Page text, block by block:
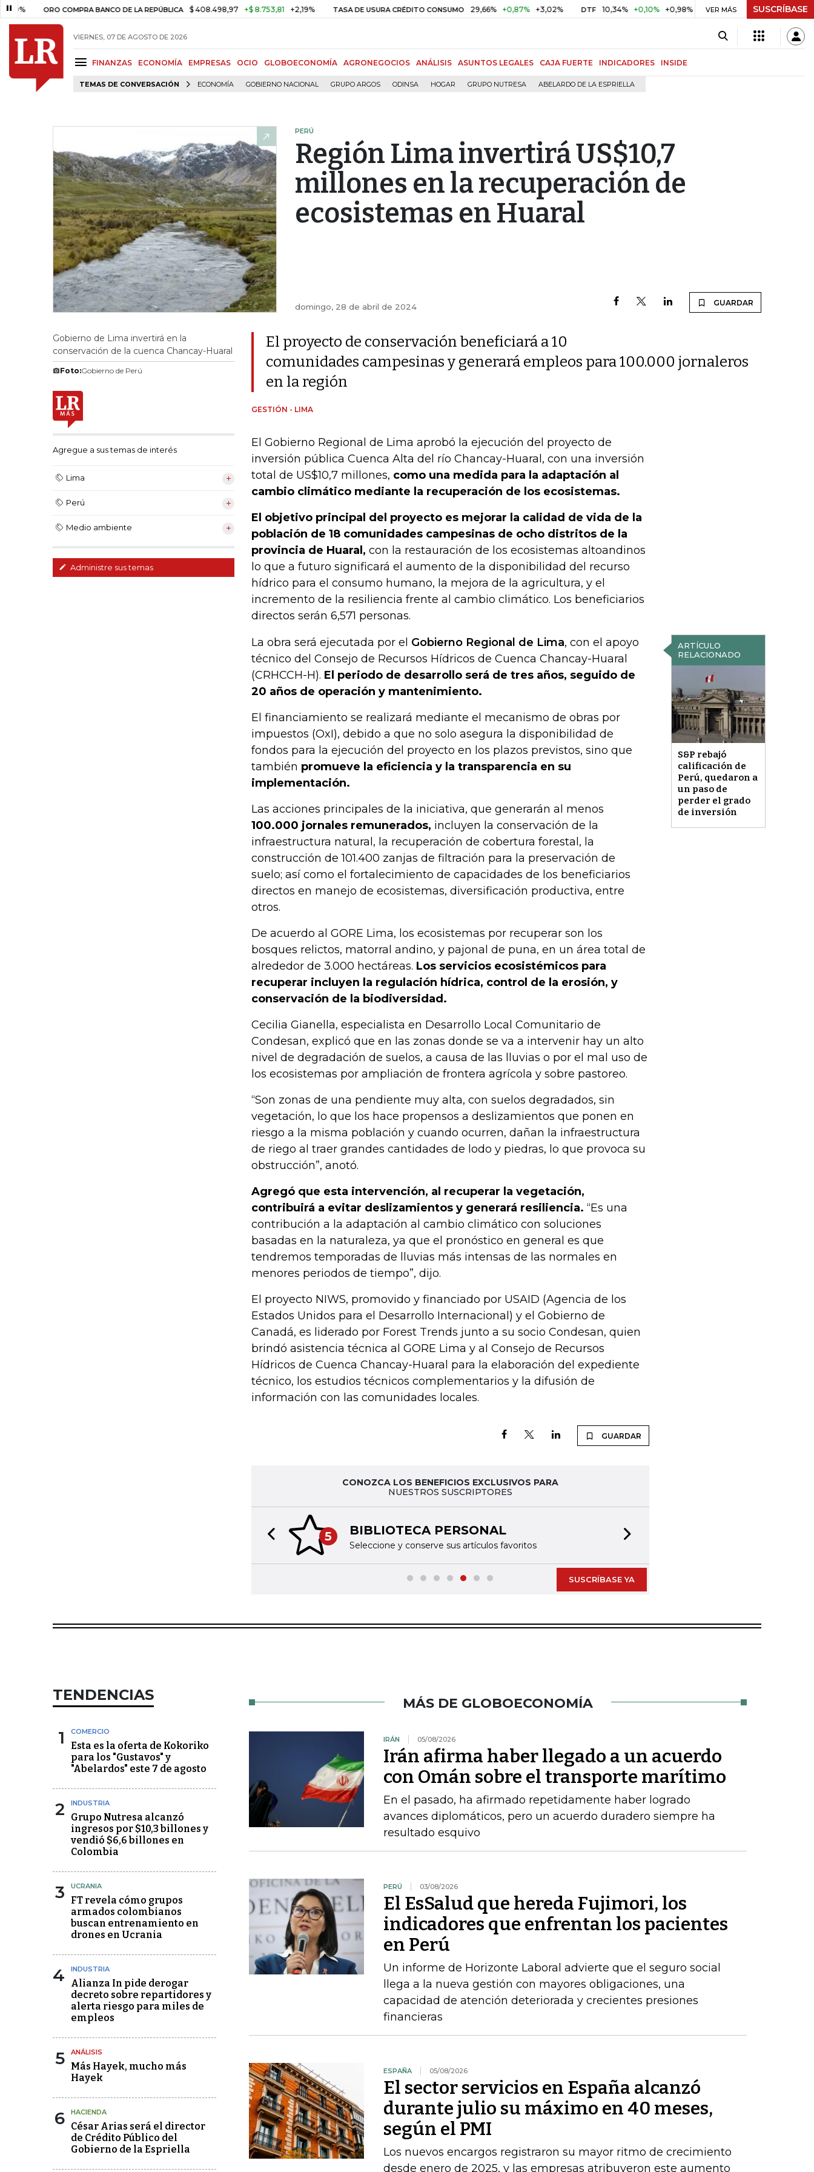
ORO COMPRA BANCO DE LA REPÚBLICA $ 408.498,97 +$ 8.753,81 +2,19% TASA DE USURA CRÉDITO CONSUMO 29,66% +0,87% +3,02% DTF 10,34% +0,10% +0,98% UVR $ 416,91 +$ 0,05 +0,01%
VER MÁS SUSCRÍBASE
VIERNES, 07 DE AGOSTO DE 2026
FINANZAS ECONOMÍA EMPRESAS OCIO GLOBOECONOMÍA AGRONEGOCIOS ANÁLISIS ASUNTOS LEGALES CAJA FUERTE INDICADORES INSIDE
TEMAS DE CONVERSACIÓN ECONOMÍA GOBIERNO NACIONAL GRUPO ARGOS ODINSA HOGAR GRUPO NUTRESA ABELARDO DE LA ESPRIELLA
PERÚ
Región Lima invertirá US$10,7
millones en la recuperación de
ecosistemas en Huaral
domingo, 28 de abril de 2024 GUARDAR
Gobierno de Lima invertirá en la
conservación de la cuenca Chancay-Huaral
Foto:Gobierno de Perú
Agregue a sus temas de interés
Lima
Perú
Medio ambiente
Administre sus temas
El proyecto de conservación beneficiará a 10
comunidades campesinas y generará empleos para 100.000 jornaleros
en la región
GESTIÓN - LIMA
El Gobierno Regional de Lima aprobó la ejecución del proyecto de
inversión pública Cuenca Alta del río Chancay-Huaral, con una inversión
total de US$10,7 millones, como una medida para la adaptación al
cambio climático mediante la recuperación de los ecosistemas.
El objetivo principal del proyecto es mejorar la calidad de vida de la
población de 18 comunidades campesinas de ocho distritos de la
provincia de Huaral, con la restauración de los ecosistemas altoandinos
lo que a futuro significará el aumento de la disponibilidad del recurso
hídrico para el consumo humano, la mejora de la agricultura, y el
incremento de la resiliencia frente al cambio climático. Los beneficiarios
directos serán 6,571 personas.
ARTÍCULO
RELACIONADO
S&P rebajó
calificación de
Perú, quedaron a
un paso de
perder el grado
de inversión
La obra será ejecutada por el Gobierno Regional de Lima, con el apoyo
técnico del Consejo de Recursos Hídricos de Cuenca Chancay-Huaral
(CRHCCH-H). El periodo de desarrollo será de tres años, seguido de
20 años de operación y mantenimiento.
El financiamiento se realizará mediante el mecanismo de obras por
impuestos (OxI), debido a que no solo asegura la disponibilidad de
fondos para la ejecución del proyecto en los plazos previstos, sino que
también promueve la eficiencia y la transparencia en su
implementación.
Las acciones principales de la iniciativa, que generarán al menos
100.000 jornales remunerados, incluyen la conservación de la
infraestructura natural, la recuperación de cobertura forestal, la
construcción de 101.400 zanjas de filtración para la preservación de
suelo; así como el fortalecimiento de capacidades de los beneficiarios
directos en manejo de ecosistemas, diversificación productiva, entre
otros.
De acuerdo al GORE Lima, los ecosistemas por recuperar son los
bosques relictos, matorral andino, y pajonal de puna, en un área total de
alrededor de 3.000 hectáreas. Los servicios ecosistémicos para
recuperar incluyen la regulación hídrica, control de la erosión, y
conservación de la biodiversidad.
Cecilia Gianella, especialista en Desarrollo Local Comunitario de
Condesan, explicó que en las zonas donde se va a intervenir hay un alto
nivel de degradación de suelos, a causa de las lluvias o por el mal uso de
los ecosistemas por ampliación de frontera agrícola y sobre pastoreo.
“Son zonas de una pendiente muy alta, con suelos degradados, sin
vegetación, lo que los hace propensos a deslizamientos que ponen en
riesgo a la misma población y cuando ocurren, dañan la infraestructura
de riego al traer grandes cantidades de lodo y piedras, lo que provoca su
obstrucción”, anotó.
Agregó que esta intervención, al recuperar la vegetación,
contribuirá a evitar deslizamientos y generará resiliencia. “Es una
contribución a la adaptación al cambio climático con soluciones
basadas en la naturaleza, ya que el pronóstico en general es que
tendremos temporadas de lluvias más intensas de las normales en
menores periodos de tiempo”, dijo.
El proyecto NIWS, promovido y financiado por USAID (Agencia de los
Estados Unidos para el Desarrollo Internacional) y el Gobierno de
Canadá, es liderado por Forest Trends junto a su socio Condesan, quien
brindó asistencia técnica al GORE Lima y al Consejo de Recursos
Hídricos de Cuenca Chancay-Huaral para la elaboración del expediente
técnico, los estudios técnicos complementarios y la difusión de
información con las comunidades locales.
GUARDAR
CONOZCA LOS BENEFICIOS EXCLUSIVOS PARA
NUESTROS SUSCRIPTORES
5 BIBLIOTECA PERSONAL
Seleccione y conserve sus artículos favoritos
Previous slide
SUSCRÍBASE YA
TENDENCIAS
1 COMERCIO
Esta es la oferta de Kokoriko
para los "Gustavos" y
"Abelardos" este 7 de agosto
2 INDUSTRIA
Grupo Nutresa alcanzó
ingresos por $10,3 billones y
vendió $6,6 billones en
Colombia
3 UCRANIA
FT revela cómo grupos
armados colombianos
buscan entrenamiento en
drones en Ucrania
4 INDUSTRIA
Alianza In pide derogar
decreto sobre repartidores y
alerta riesgo para miles de
empleos
5 ANÁLISIS
Más Hayek, mucho más
Hayek
6 HACIENDA
César Arias será el director
de Crédito Público del
Gobierno de la Espriella
MÁS DE GLOBOECONOMÍA
IRÁN 05/08/2026
Irán afirma haber llegado a un acuerdo
con Omán sobre el transporte marítimo
En el pasado, ha afirmado repetidamente haber logrado
avances diplomáticos, pero un acuerdo duradero siempre ha
resultado esquivo
PERÚ 03/08/2026
El EsSalud que hereda Fujimori, los
indicadores que enfrentan los pacientes
en Perú
Un informe de Horizonte Laboral advierte que el seguro social
llega a la nueva gestión con mayores obligaciones, una
capacidad de atención deteriorada y crecientes presiones
financieras
ESPAÑA 05/08/2026
El sector servicios en España alcanzó
durante julio su máximo en 40 meses,
según el PMI
Los nuevos encargos registraron su mayor ritmo de crecimiento
desde enero de 2025, y las empresas atribuyeron este aumento